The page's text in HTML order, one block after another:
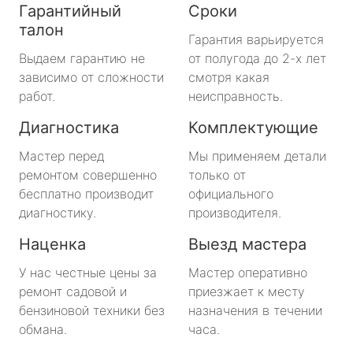
Гарантийный
талон
Выдаем гарантию не
зависимо от сложности
работ.
Сроки
Гарантия варьируется
от полугода до 2-х лет
смотря какая
неисправность.
Диагностика
Мастер перед
ремонтом совершенно
бесплатно производит
диагностику.
Комплектующие
Мы применяем детали
только от
официального
производителя.
Наценка
У нас честные цены за
ремонт садовой и
бензиновой техники без
обмана.
Выезд мастера
Мастер оперативно
приезжает к месту
назначения в течении
часа.